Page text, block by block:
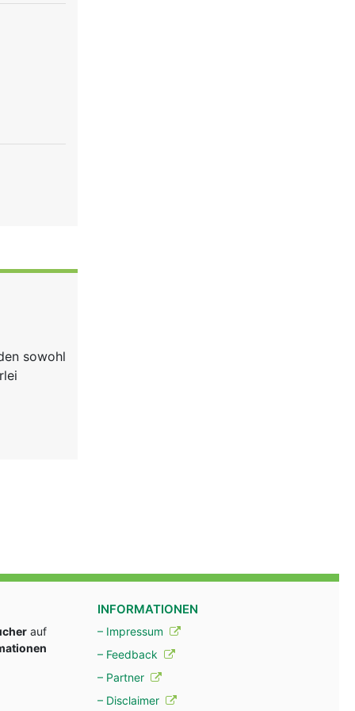
sowohl
auf
INFORMATIONEN
– Impressum
– Feedback
– Partner
– Disclaimer